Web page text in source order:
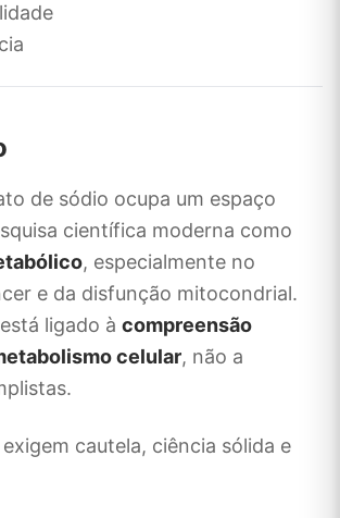
de sódio ocupa um espaço
científica moderna como
, especialmente no
e da disfunção mitocondrial.
ligado à compreensão
celular, não a
cautela, ciência sólida e